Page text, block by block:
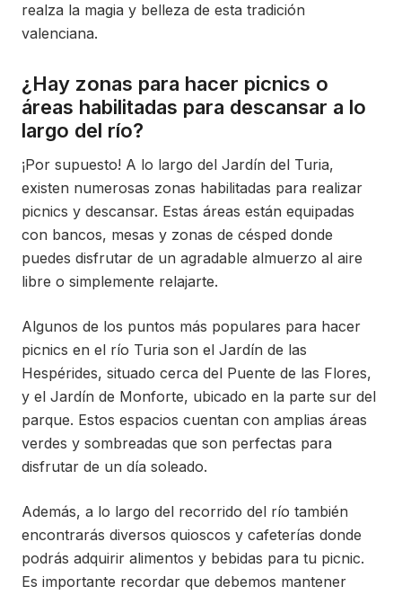
realza la magia y belleza de esta tradición
valenciana.
¿Hay zonas para hacer picnics o
áreas habilitadas para descansar a lo
largo del río?
¡Por supuesto! A lo largo del Jardín del Turia,
existen numerosas zonas habilitadas para realizar
picnics y descansar. Estas áreas están equipadas
con bancos, mesas y zonas de césped donde
puedes disfrutar de un agradable almuerzo al aire
libre o simplemente relajarte.
Algunos de los puntos más populares para hacer
picnics en el río Turia son el Jardín de las
Hespérides, situado cerca del Puente de las Flores,
y el Jardín de Monforte, ubicado en la parte sur del
parque. Estos espacios cuentan con amplias áreas
verdes y sombreadas que son perfectas para
disfrutar de un día soleado.
Además, a lo largo del recorrido del río también
encontrarás diversos quioscos y cafeterías donde
podrás adquirir alimentos y bebidas para tu picnic.
Es importante recordar que debemos mantener